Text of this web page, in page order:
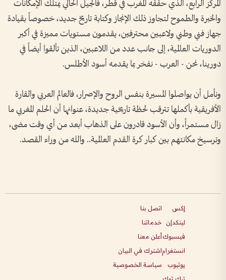
المركز الرابع، الذي حققه المغرب في قطر، فالجيل الحالي يمتلك الإمكانات
والخبرة والطموح لتجاوز ذلك الإنجاز وكتابة تاريخ جديد، خصوصاً بقيادة
جهاز فني وطني ولاعبين محترفين، يقدمون مستويات مميزة في أكبر
الدوريات العالمية، إلى جانب عدد من اللاعبين، الذين تألقوا أيضاً في
دورينا، نحن - العرب - نفخر بما يقدمه أسود الأطلس.
ونأمل أن يواصلوا المسيرة بنفس الروح والإصرار، فالعالم العربي والقارة
الأفريقية بأكملها تترقب لحظة تاريخية جديدة، عنوانها أن الحلم المغربي ما
زال مستمراً، وأن الأسود قادرون على الذهاب أبعد من أي وقت مضى،
وترسيخ مكانتهم بين كبار كرة القدم العالمية.. والله من وراء القصد.
إكس
لينكدإن
فيسبوك
انستغرام
يوتيوب
اتصل بنا
خدماتنا
أعلن معنا
اشترك في البيان
سياسة الخصوصية